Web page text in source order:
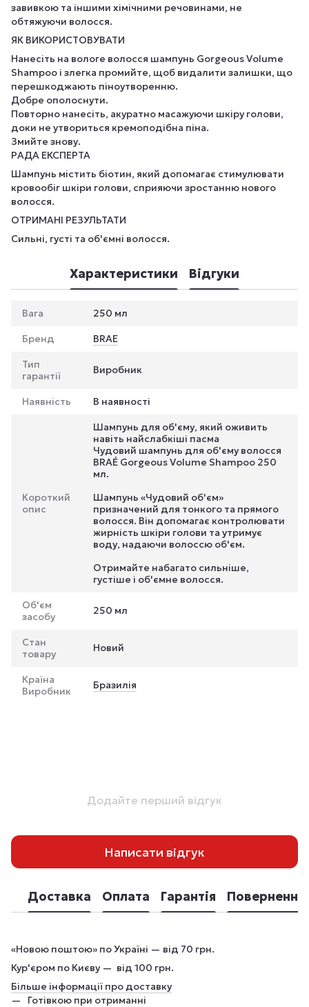
завивкою та іншими хімічними речовинами, не
обтяжуючи волосся.
ЯК ВИКОРИСТОВУВАТИ
Нанесіть на вологе волосся шампунь Gorgeous Volume
Shampoo і злегка промийте, щоб видалити залишки, що
перешкоджають піноутворенню.
Добре ополоснути.
Повторно нанесіть, акуратно масажуючи шкіру голови,
доки не утвориться кремоподібна піна.
Змийте знову.
РАДА ЕКСПЕРТА
Шампунь містить біотин, який допомагає стимулювати
кровообіг шкіри голови, сприяючи зростанню нового
волосся.
ОТРИМАНІ РЕЗУЛЬТАТИ
Сильні, густі та об'ємні волосся.
Характеристики Відгуки
Вага 250 мл
Бренд BRAE
Тип
гарантії
Виробник
Наявність В наявності
Короткий
опис
Шампунь для об'єму, який оживить
навіть найслабкіші пасма
Чудовий шампунь для об'єму волосся
BRAÉ Gorgeous Volume Shampoo 250
мл.
Шампунь «Чудовий об'єм»
призначений для тонкого та прямого
волосся. Він допомагає контролювати
жирність шкіри голови та утримує
воду, надаючи волоссю об'єм.
Отримайте набагато сильніше,
густіше і об'ємне волосся.
Об'єм
засобу
250 мл
Стан
товару
Новий
Країна
Виробник
Бразилія
Додайте перший відгук
Написати відгук
Доставка Оплата Гарантія Повернення
«Новою поштою» по Україні — від 70 грн.
Кур'єром по Києву — від 100 грн.
Більше інформації про доставку
Готівкою при отриманні